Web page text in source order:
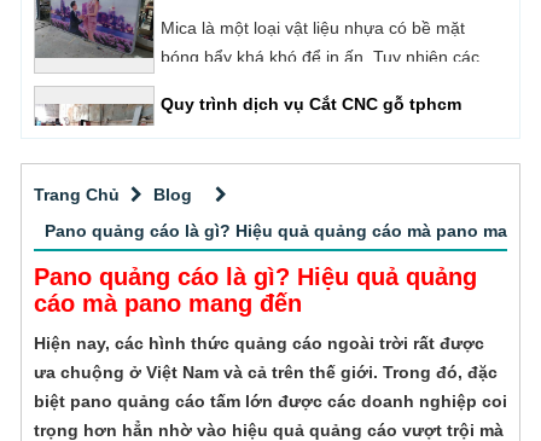
phẳng hiện đại lại đạt chất lượng tốt, bản in
sắc nét, chuẩn màu và lâu phai. Vậy in UV
Quý khách hàng đang tìm kiếm đơn vị
nhận cắt CNC gỗ tphcm uy tín - giá tốt? Sài
chính xác với vật liệu vô cùng đa dạng cho
Thi công các loại biển quảng cáo tấm lớn
Quảng cáo ngoài trời hiện đang là một hình
thức quảng cáo phổ biến tại Việt Nam cũng
tuyệt vời cho thương hiệu. Việc lựa chọn đơn
vị thi công quảng cáo ngoài trời chuyên
nghiệp, uy tín, giá tốt
Thi công bảng hiệu alu phổ biến
Nếu bạn cũng muốn tìm hiểu thêm về dịch
vụ thi công bảng hiệu alu thì đừng bỏ qua bài
viết này nhé!
Đơn vị thầu thiết kế thi công bảng hiệu
Trang Chủ
Blog
Pano quảng cáo là gì? Hiệu quả quảng cáo mà pano mang
Pano quảng cáo là gì? Hiệu quả quảng
cáo mà pano mang đến
Hiện nay, các hình thức quảng cáo ngoài trời rất được
ưa chuộng ở Việt Nam và cả trên thế giới. Trong đó, đặc
biệt pano quảng cáo tấm lớn được các doanh nghiệp coi
trọng hơn hẳn nhờ vào hiệu quả quảng cáo vượt trội mà